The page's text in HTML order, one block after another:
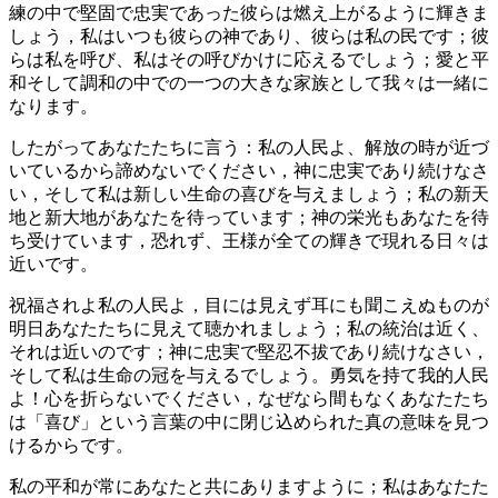
練の中で堅固で忠実であった彼らは燃え上がるように輝きま
しょう，私はいつも彼らの神であり、彼らは私の民です；彼
らは私を呼び、私はその呼びかけに応えるでしょう；愛と平
和そして調和の中での一つの大きな家族として我々は一緒に
なります。
したがってあなたたちに言う：私の人民よ、解放の時が近づ
いているから諦めないでください，神に忠実であり続けなさ
い，そして私は新しい生命の喜びを与えましょう；私の新天
地と新大地があなたを待っています；神の栄光もあなたを待
ち受けています，恐れず、王様が全ての輝きで現れる日々は
近いです。
祝福されよ私の人民よ，目には見えず耳にも聞こえぬものが
明日あなたたちに見えて聴かれましょう；私の統治は近く、
それは近いのです；神に忠実で堅忍不拔であり続けなさい，
そして私は生命の冠を与えるでしょう。勇気を持て我的人民
よ！心を折らないでください，なぜなら間もなくあなたたち
は「喜び」という言葉の中に閉じ込められた真の意味を見つ
けるからです。
私の平和が常にあなたと共にありますように；私はあなたた